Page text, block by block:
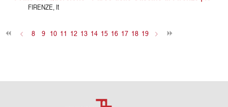
FIRENZE, It
< 8 9 10 11 12 13 14 15 16 17 18 19 >